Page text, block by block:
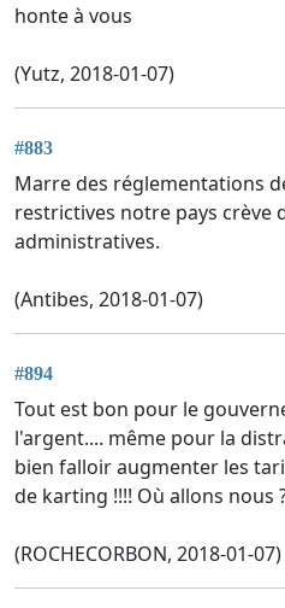
honte à vous
(Yutz, 2018-01-07)
#883
Marre des réglementations
restrictives notre pays crève
administratives.
(Antibes, 2018-01-07)
#894
Tout est bon pour le
l'argent.... même pour la
bien falloir augmenter les
de karting !!!! Où allons nous
(ROCHECORBON, 2018-01-07)